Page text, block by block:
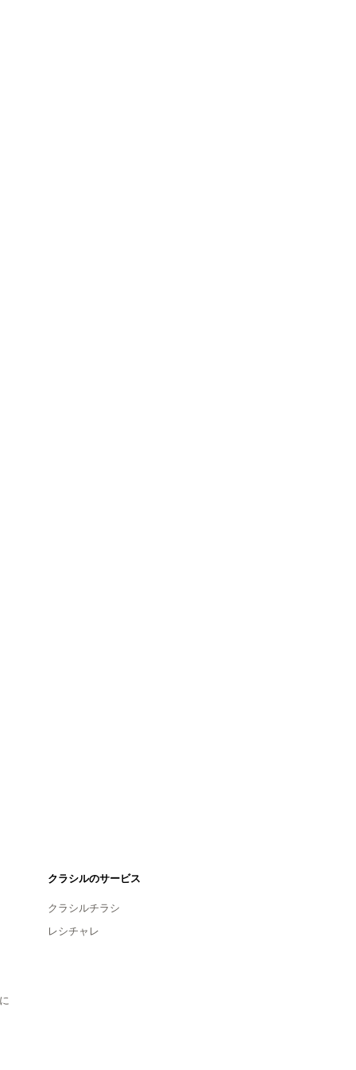
クラシルのサービス
クラシルチラシ
レシチャレ